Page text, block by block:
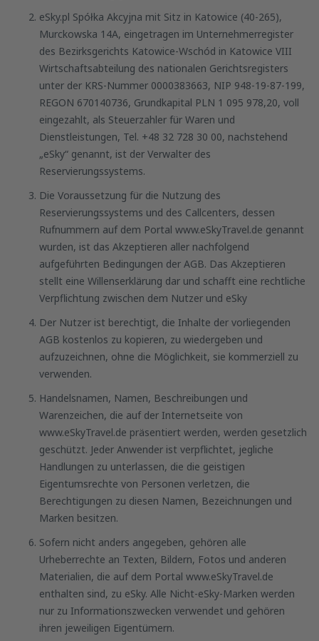
eSky.pl Spółka Akcyjna mit Sitz in Katowice (40-265),
Murckowska 14A, eingetragen im Unternehmerregister
des Bezirksgerichts Katowice-Wschód in Katowice VIII
Wirtschaftsabteilung des nationalen Gerichtsregisters
unter der KRS-Nummer 0000383663, NIP 948-19-87-199,
REGON 670140736, Grundkapital PLN 1 095 978,20, voll
eingezahlt, als Steuerzahler für Waren und
Dienstleistungen, Tel. +48 32 728 30 00, nachstehend
„eSky“ genannt, ist der Verwalter des
Reservierungssystems.
Die Voraussetzung für die Nutzung des
Reservierungssystems und des Callcenters, dessen
Rufnummern auf dem Portal www.eSkyTravel.de genannt
wurden, ist das Akzeptieren aller nachfolgend
aufgeführten Bedingungen der AGB. Das Akzeptieren
stellt eine Willenserklärung dar und schafft eine rechtliche
Verpflichtung zwischen dem Nutzer und eSky
Der Nutzer ist berechtigt, die Inhalte der vorliegenden
AGB kostenlos zu kopieren, zu wiedergeben und
aufzuzeichnen, ohne die Möglichkeit, sie kommerziell zu
verwenden.
Handelsnamen, Namen, Beschreibungen und
Warenzeichen, die auf der Internetseite von
www.eSkyTravel.de präsentiert werden, werden gesetzlich
geschützt. Jeder Anwender ist verpflichtet, jegliche
Handlungen zu unterlassen, die die geistigen
Eigentumsrechte von Personen verletzen, die
Berechtigungen zu diesen Namen, Bezeichnungen und
Marken besitzen.
Sofern nicht anders angegeben, gehören alle
Urheberrechte an Texten, Bildern, Fotos und anderen
Materialien, die auf dem Portal www.eSkyTravel.de
enthalten sind, zu eSky. Alle Nicht-eSky-Marken werden
nur zu Informationszwecken verwendet und gehören
ihren jeweiligen Eigentümern.